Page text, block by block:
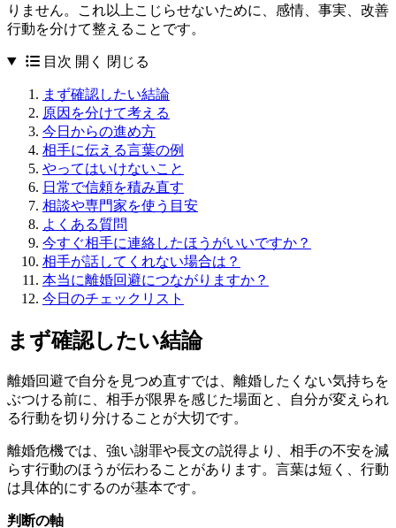
りません。これ以上こじらせないために、感情、事実、改善
行動を分けて整えることです。
目次 開く 閉じる
まず確認したい結論
原因を分けて考える
今日からの進め方
相手に伝える言葉の例
やってはいけないこと
日常で信頼を積み直す
相談や専門家を使う目安
よくある質問
今すぐ相手に連絡したほうがいいですか？
相手が話してくれない場合は？
本当に離婚回避につながりますか？
今日のチェックリスト
まず確認したい結論
離婚回避で自分を見つめ直すでは、離婚したくない気持ちを
ぶつける前に、相手が限界を感じた場面と、自分が変えられ
る行動を切り分けることが大切です。
離婚危機では、強い謝罪や長文の説得より、相手の不安を減
らす行動のほうが伝わることがあります。言葉は短く、行動
は具体的にするのが基本です。
判断の軸